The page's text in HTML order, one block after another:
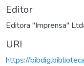
Editor
Editora "Imprensa"
URI
https://